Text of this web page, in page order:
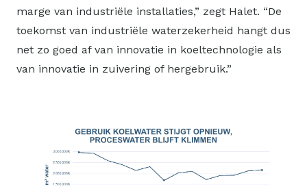
marge van industriële installaties,” zegt Halet. “De
toekomst van industriële waterzekerheid hangt dus
net zo goed af van innovatie in koeltechnologie als
van innovatie in zuivering of hergebruik.”